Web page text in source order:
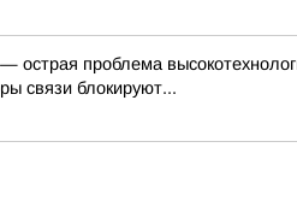
проблема
связи блокируют...